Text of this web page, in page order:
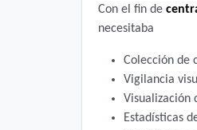
Con el fin de
necesitaba
Colección de
Vigilancia
Visualización
Estadísticas